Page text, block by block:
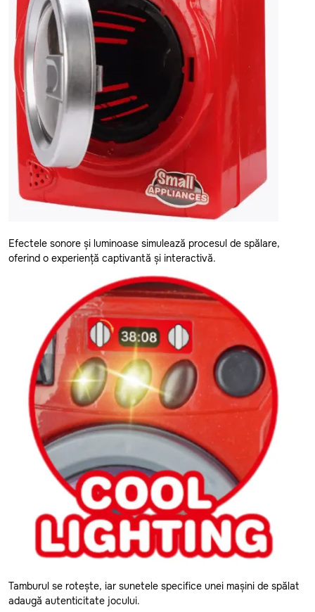
Efectele sonore și luminoase simulează procesul de spălare,
oferind o experiență captivantă și interactivă.
Tamburul se rotește, iar sunetele specifice unei mașini de spălat
adaugă autenticitate jocului.
CATEGORII
Precomanda
Teleghidate
Arme
Muzicale
Mașinuțe
Bucătării
Modelare
Figurine Animale
Stil & Frumusețe
Anenii Noi
Balti
Basarabeasca
Briceni
Cahul
Calarasi
Causeni
Comrat
Criuleni
Donduseni
Drochia
Dubasari
Glodeni
Hincesti
Ialoveni